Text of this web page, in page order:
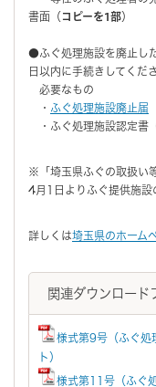
書面（ コピーを1部）
●ふぐ処理施設を廃止し
日以内に手続きしてくだ
必要なもの
・ ふぐ処理施設廃止届
・ふぐ処理施設認定書
※「埼玉県ふぐの取扱い
4月1日よりふぐ提供施設
詳しくは埼玉県のホーム
関連ダウンロード
様式第9号（ふぐ処
ト）
様式第11号（ふぐ